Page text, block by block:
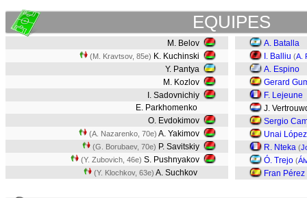
EQUIPES
M. Belov
(M. Kravtsov, 85e) K. Kuchinski
Y. Pantya
M. Kozlov
I. Sadovnichiy
E. Parkhomenko
O. Evdokimov
(A. Nazarenko, 70e) A. Yakimov
(G. Borubaev, 70e) P. Savitskiy
(Y. Zubovich, 46e) S. Pushnyakov
(Y. Klochkov, 63e) A. Suchkov
A. Batalla
I. Balliu (A.
A. Espino
Gerard
F. Lejeune
J.
Sergio
Unai López
R. Nteka (
Ó. Trejo (
Fran Pérez